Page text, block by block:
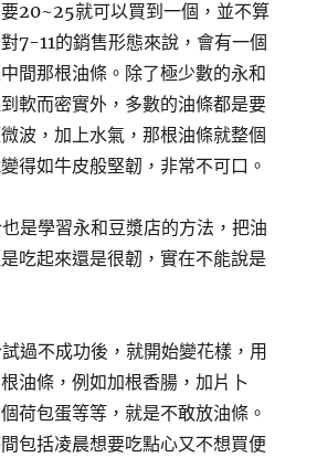
20~25就可以買到一個，並不算
7-11的銷售形態來說，會有一個
間那根油條。除了極少數的永和
軟而密實外，多數的油條都是要
波，加上水氣，那根油條就整個
得如牛皮般堅韌，非常不可口。
是學習永和豆漿店的方法，把油
吃起來還是很韌，實在不能說是
過不成功後，就開始變花樣，用
油條，例如加根香腸，加片卜
荷包蛋等等，就是不敢放油條。
包括凌晨想要吃點心又不想買便